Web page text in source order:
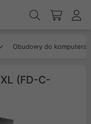
Obudowy do komputera
(FD-C-